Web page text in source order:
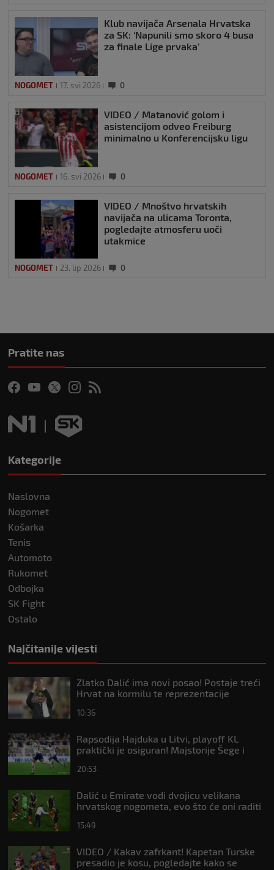
Klub navijača Arsenala Hrvatska
za SK: ‘Napunili smo skoro 4 busa
za finale Lige prvaka’
NOGOMET 17. svi 2026 0
VIDEO / Matanović golom i
asistencijom odveo Freiburg
minimalno u Konferencijsku ligu
NOGOMET 16. svi 2026 0
VIDEO / Mnoštvo hrvatskih
navijača na ulicama Toronta,
pogledajte atmosferu uoči
utakmice
NOGOMET 23. lip 2026 0
Pratite nas
Kategorije
Naslovna
Nogomet
Košarka
Tenis
Automoto
Rukomet
Odbojka
SK Fight
Ostalo
Najčitanije vijesti
Zlatko Dalić ima novi posao! Postaje treći
Hrvat na kormilu te reprezentacije
10:36
Rapsodija Hajduka u Litvi, playoff KL
praktički je osiguran! Majstorije Šege i
20:53
Dalić u Emirate vodi dvojicu velikana
hrvatskog nogometa, evo što će oni raditi
15:49
VIDEO / Kakav zafrkant! Kapetan Turske
presadio je kosu, pogledajte kako se